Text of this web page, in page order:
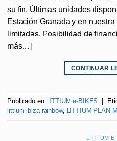
su fin. Últimas unidades
Estación Granada y en
limitadas. Posibilidad de
más…]
CONTINUAR
Publicado en LITTIUM e-BIKES
littium ibiza rainbow, LITTIUM PLAN
LITTIUM